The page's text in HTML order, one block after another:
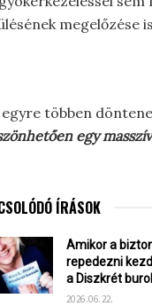
megelőzése
többen
egy
ÍRÁSOK
Amikor a
repedezni
a Diszkrét
2026.06.22.